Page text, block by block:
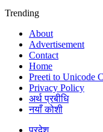
Trending
About
Advertisement
Contact
Home
Preeti to Unicode
Privacy Policy
अर्थ प्रबीधि
नयाँ कोशी
प्रदेश